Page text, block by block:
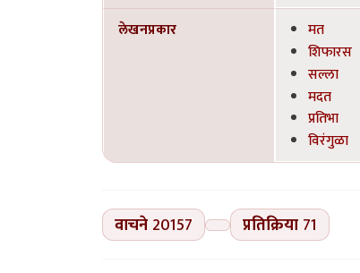
लेखनप्रकार
मत
शिफारस
सल्ला
मदत
प्रतिभा
विरंगुळा
वाचने 20157 प्रतिक्रिया 71